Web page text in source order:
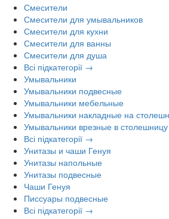
Смесители
Смесители для умывальников
Смесители для кухни
Смесители для ванны
Смесители для душа
Всі підкатегорії →
Умывальники
Умывальники подвесные
Умывальники мебельные
Умывальники накладные на
Умывальники врезные в столешницу
Всі підкатегорії →
Унитазы и чаши Генуя
Унитазы напольные
Унитазы подвесные
Чаши Генуя
Писсуары подвесные
Всі підкатегорії →